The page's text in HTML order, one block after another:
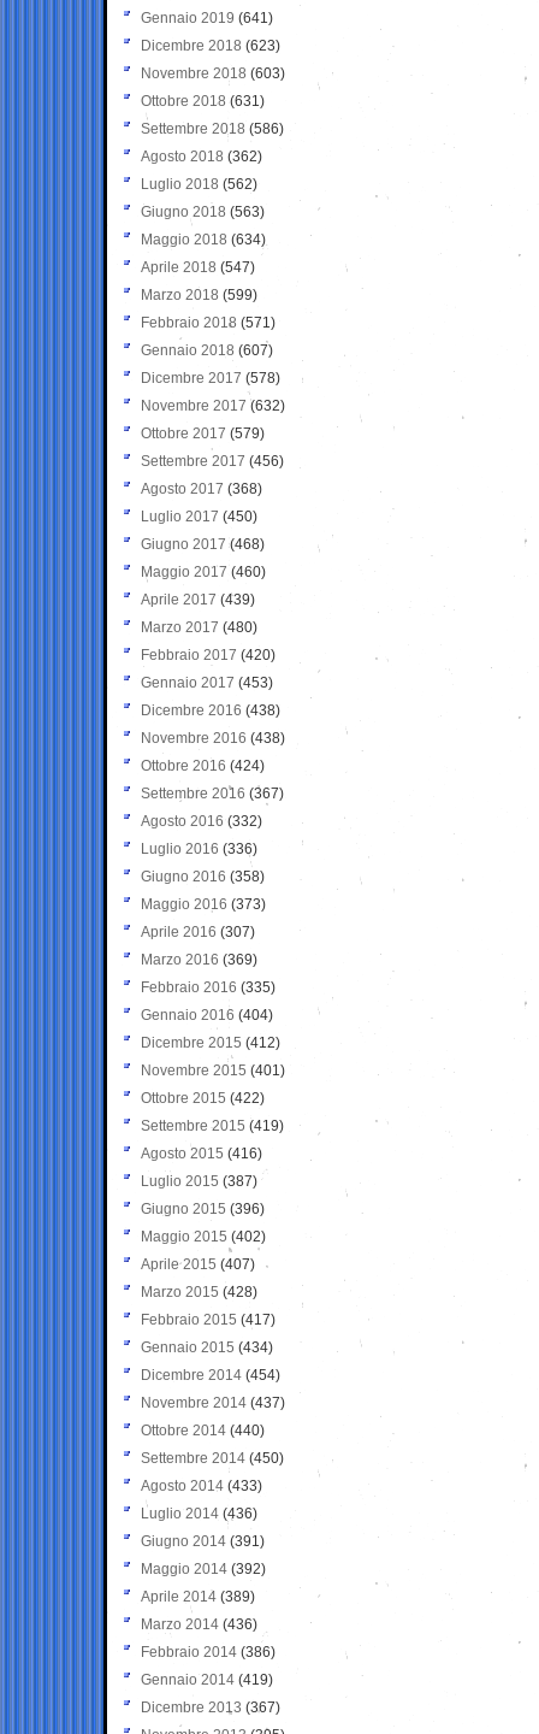
Gennaio 2019 (641)
Dicembre 2018 (623)
Novembre 2018 (603)
Ottobre 2018 (631)
Settembre 2018 (586)
Agosto 2018 (362)
Luglio 2018 (562)
Giugno 2018 (563)
Maggio 2018 (634)
Aprile 2018 (547)
Marzo 2018 (599)
Febbraio 2018 (571)
Gennaio 2018 (607)
Dicembre 2017 (578)
Novembre 2017 (632)
Ottobre 2017 (579)
Settembre 2017 (456)
Agosto 2017 (368)
Luglio 2017 (450)
Giugno 2017 (468)
Maggio 2017 (460)
Aprile 2017 (439)
Marzo 2017 (480)
Febbraio 2017 (420)
Gennaio 2017 (453)
Dicembre 2016 (438)
Novembre 2016 (438)
Ottobre 2016 (424)
Settembre 2016 (367)
Agosto 2016 (332)
Luglio 2016 (336)
Giugno 2016 (358)
Maggio 2016 (373)
Aprile 2016 (307)
Marzo 2016 (369)
Febbraio 2016 (335)
Gennaio 2016 (404)
Dicembre 2015 (412)
Novembre 2015 (401)
Ottobre 2015 (422)
Settembre 2015 (419)
Agosto 2015 (416)
Luglio 2015 (387)
Giugno 2015 (396)
Maggio 2015 (402)
Aprile 2015 (407)
Marzo 2015 (428)
Febbraio 2015 (417)
Gennaio 2015 (434)
Dicembre 2014 (454)
Novembre 2014 (437)
Ottobre 2014 (440)
Settembre 2014 (450)
Agosto 2014 (433)
Luglio 2014 (436)
Giugno 2014 (391)
Maggio 2014 (392)
Aprile 2014 (389)
Marzo 2014 (436)
Febbraio 2014 (386)
Gennaio 2014 (419)
Dicembre 2013 (367)